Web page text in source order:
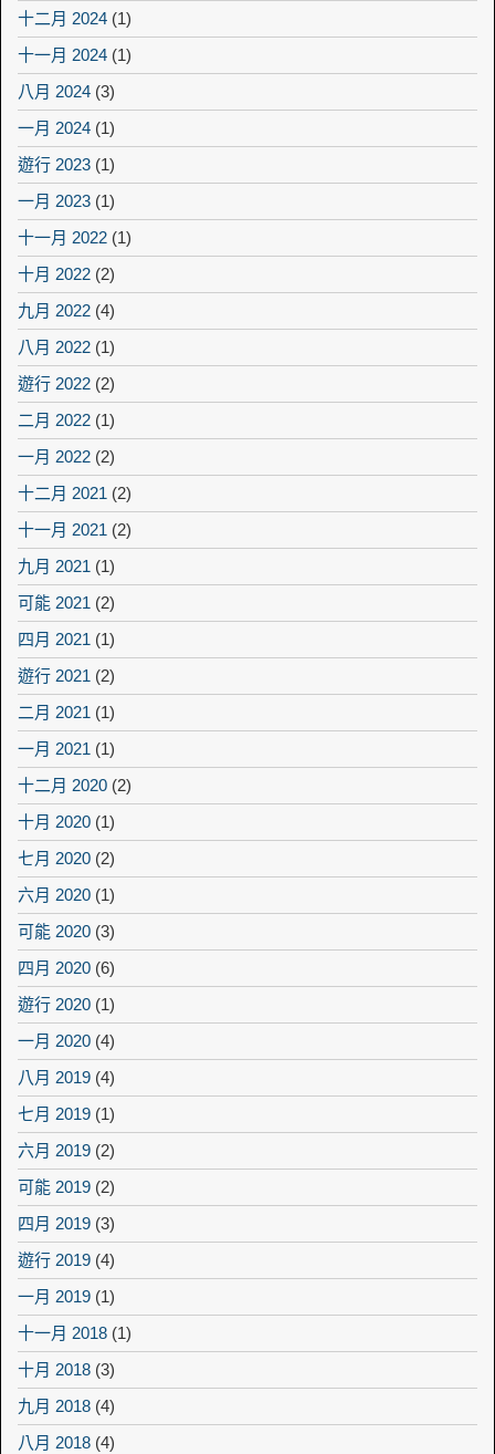
十二月 2024 (1)
十一月 2024 (1)
八月 2024 (3)
一月 2024 (1)
遊行 2023 (1)
一月 2023 (1)
十一月 2022 (1)
十月 2022 (2)
九月 2022 (4)
八月 2022 (1)
遊行 2022 (2)
二月 2022 (1)
一月 2022 (2)
十二月 2021 (2)
十一月 2021 (2)
九月 2021 (1)
可能 2021 (2)
四月 2021 (1)
遊行 2021 (2)
二月 2021 (1)
一月 2021 (1)
十二月 2020 (2)
十月 2020 (1)
七月 2020 (2)
六月 2020 (1)
可能 2020 (3)
四月 2020 (6)
遊行 2020 (1)
一月 2020 (4)
八月 2019 (4)
七月 2019 (1)
六月 2019 (2)
可能 2019 (2)
四月 2019 (3)
遊行 2019 (4)
一月 2019 (1)
十一月 2018 (1)
十月 2018 (3)
九月 2018 (4)
八月 2018 (4)